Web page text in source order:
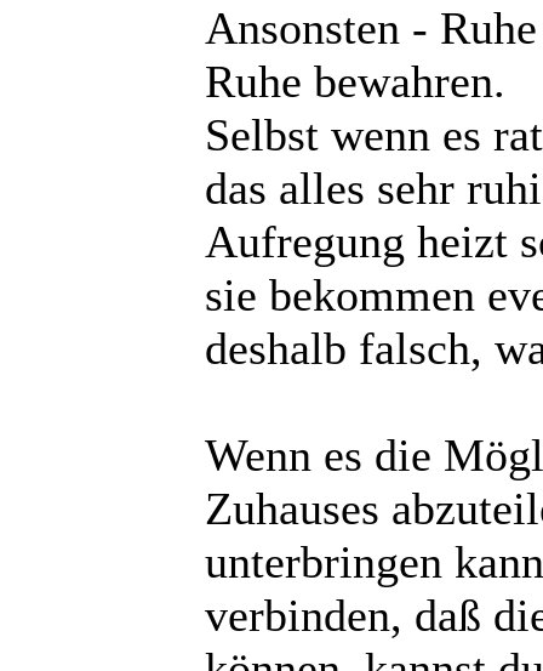
Ansonsten -
Ruhe bewahren.
Selbst wenn es
das alles sehr
Aufregung heizt
sie bekommen
deshalb falsch,
Wenn es die
Zuhauses
unterbringen
verbinden, daß